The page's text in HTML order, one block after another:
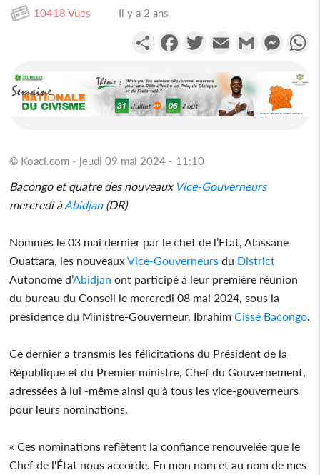
10418 Vues Il y a 2 ans
PartagerFacebookTwitterEmail Gmail
© Koaci.com - jeudi 09 mai 2024 - 11:10
Bacongo et quatre des nouveaux Vice-Gouverneurs
mercredi àAbidjan(DR)
Nommés le 03 mai dernier par le chef de l’Etat, Alassane
Ouattara, les nouveauxVice-Gouverneurs du District
Autonome d’Abidjan ont participé à leur première réunion
du bureau du Conseil le mercredi 08 mai 2024, sous la
présidence du Ministre-Gouverneur, IbrahimCissé Bacongo.
Ce dernier a transmis les félicitations du Président de la
République et du Premier ministre, Chef du Gouvernement,
adressées à lui -même ainsi qu'à tous les vice-gouverneurs
pour leurs nominations.
« Ces nominations reflètent la confiance renouvelée que le
Chef de l'État nous accorde. En mon nom et au nom de mes